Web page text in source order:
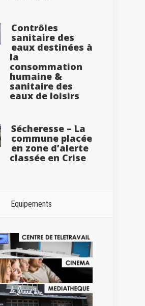
Contrôles
sanitaire des
eaux destinées à
la
consommation
humaine &
sanitaire des
eaux de loisirs
Sécheresse – La
commune placée
en zone d’alerte
classée en Crise
Equipements